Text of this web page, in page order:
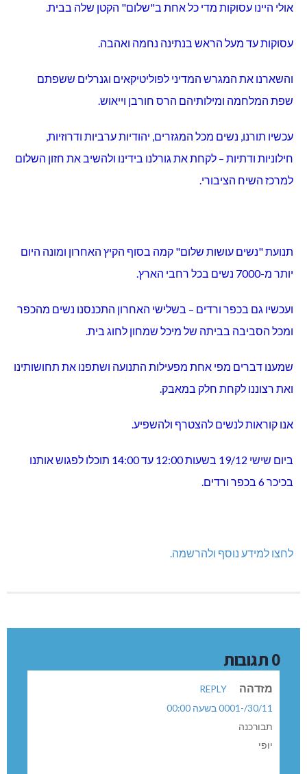
אולי היינו עסוקות מדי כל אחת ב"שלום" הקטן שלה בבית.
עסוקות עד מעל הראש בנתינה נחמה ואהבה.
והשארנו את המגרש המדיני לפוליטיקאים וגנרלים ששפתם
שפת המלחמה ומילותיהם הרס חורבן וייאוש.
עכשיו תורנו, נשים מכל המגזרים, יהודיות ערביות ודרוזיות,
חילוניות ודתיות – לקחת את גורלנו בידינו ולהשיב את חזון השלום
למרכז השיח הציבורי.
תנועת "נשים עושות שלום" קמה בסוף הקיץ האחרון ומונה היום
יותר מ-7000 נשים בכל רחבי הארץ.
ועכשיו גם בכפר ורדים – בשלישי האחרון התכנסנו נשים מהכפר
ומכל הסביבה בביתה של מיכל שמחון לחוג בית.
שמענו דברים מפי אחת מפעילות התנועה ושתפנו את תחושותינו
ואת רצוננו לקחת חלק במאבק.
אנו קוראות לנשים להצטרף ולהשפיע.
ביום שישי 19/12 בשעות 12:00 עד 14:00 תוכלו לפגוש אותנו
בכיכר 6 בכפר ורדים.
לחצו למידע נוסף ולהרשמה.
0 תגובות
מזדהה
REPLY
30/11/-0001 בשעה 00:00
תבורכנה
יופי